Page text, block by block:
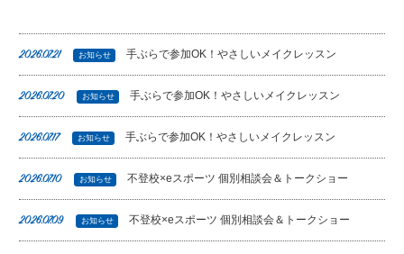
2026.07.21 お知らせ 手ぶらで参加OK！やさしいメイクレッスン
2026.07.20 お知らせ 手ぶらで参加OK！やさしいメイクレッスン
2026.07.17 お知らせ 手ぶらで参加OK！やさしいメイクレッスン
2026.07.10 お知らせ 不登校×eスポーツ 個別相談会＆トークショー
2026.07.09 お知らせ 不登校×eスポーツ 個別相談会＆トークショー